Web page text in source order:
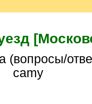
camy